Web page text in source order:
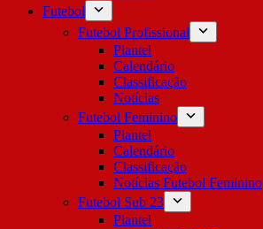
Futebol
Futebol Profissional
Plantel
Calendário
Classificação
Notícias
Futebol Feminino
Plantel
Calendário
Classificação
Notícias Futebol Feminino
Futebol Sub 23
Plantel